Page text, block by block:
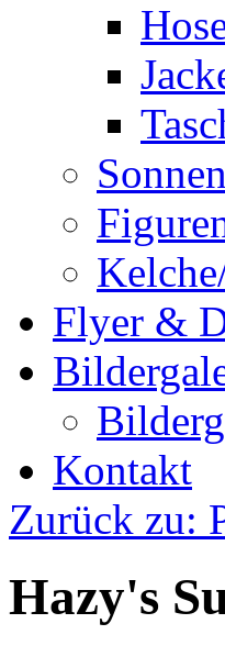
Flyer &
Kontakt
Zurück zu:
Hazy's